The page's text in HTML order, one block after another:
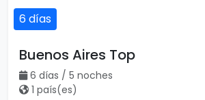
6 días
Buenos Aires Top
6 días / 5 noches
1 país(es)